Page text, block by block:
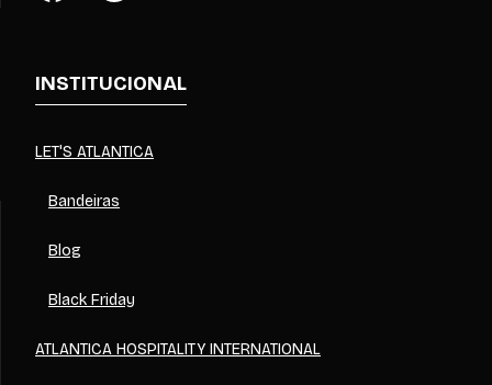
INSTITUCIONAL
LET'S ATLANTICA
Bandeiras
Blog
Black Friday
ATLANTICA HOSPITALITY INTERNATIONAL